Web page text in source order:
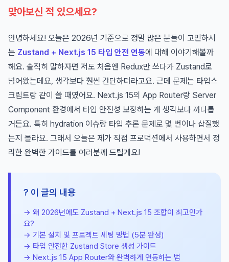
맞아보신 적 있으세요?
안녕하세요! 오늘은 2026년 기준으로 정말 많은 분들이 고민하시
는 Zustand + Next.js 15 타입 안전 연동에 대해 이야기해볼까
해요. 솔직히 말하자면 저도 처음엔 Redux만 쓰다가 Zustand로
넘어왔는데요, 생각보다 훨씬 간단하더라고요. 근데 문제는 타입스
크립트랑 같이 쓸 때였어요. Next.js 15의 App Router랑 Server
Component 환경에서 타입 안전성 보장하는 게 생각보다 까다롭
거든요. 특히 hydration 이슈랑 타입 추론 문제로 몇 번이나 삽질했
는지 몰라요. 그래서 오늘은 제가 직접 프로덕션에서 사용하면서 정
리한 완벽한 가이드를 여러분께 드릴게요!
? 이 글의 내용
→ 왜 2026년에도 Zustand + Next.js 15 조합이 최고인가
요?
→ 기본 설치 및 프로젝트 세팅 방법 (5분 완성)
→ 타입 안전한 Zustand Store 생성 가이드
→ Next.js 15 App Router와 완벽하게 연동하는 법